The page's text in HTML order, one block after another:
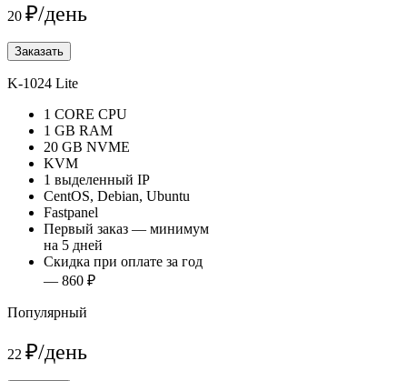
20 ₽/день
Заказать
K-1024 Lite
1 CORE CPU
1 GB RAM
20 GB NVME
KVM
1 выделенный IP
CentOS, Debian, Ubuntu
Fastpanel
Первый заказ — минимум
на 5 дней
Скидка при оплате за год
— 860 ₽
Популярный
22 ₽/день